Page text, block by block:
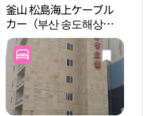
釜山 松島海上ケーブル
カー（부산 송도해상케
이블카）